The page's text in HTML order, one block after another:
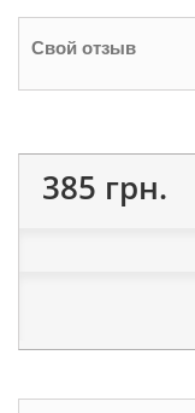
Свой отзыв
385 грн.